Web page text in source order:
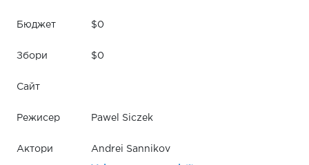
Бюджет $0
Збори $0
Сайт
Режисер Pawel Siczek
Актори Andrei Sannikov